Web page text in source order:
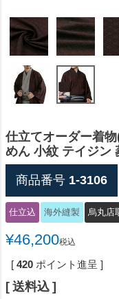
仕立てオーダー着
めん 小紋 テイジン
商品番号 1-3106
仕立込 海外縫製 烏丸店
¥46,200税込
[ 420 ポイント進呈 ]
送料込